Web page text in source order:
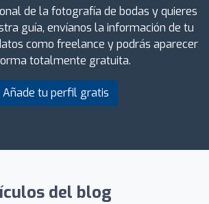
de la fotografía de bodas y quieres
guía, envíanos la información de tu
como freelance y podrás aparecer
totalmente gratuita.
Añade tu perfil gratis
del blog